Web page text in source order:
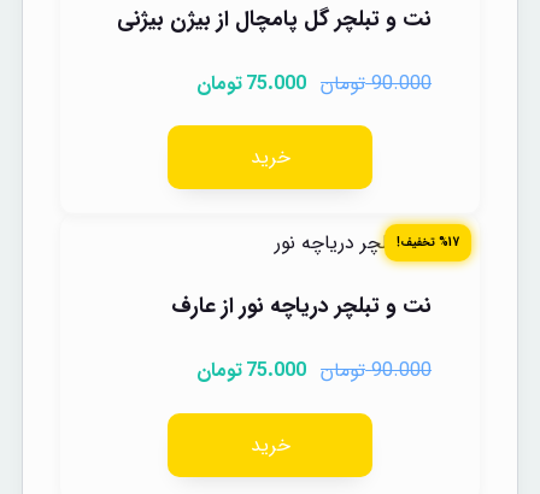
نت و تبلچر گل پامچال از بیژن بیژنی
90.000 تومان 75.000تومان
خرید
%17 تخفیف!
نت و تبلچر دریاچه نور از عارف
90.000 تومان 75.000تومان
خرید